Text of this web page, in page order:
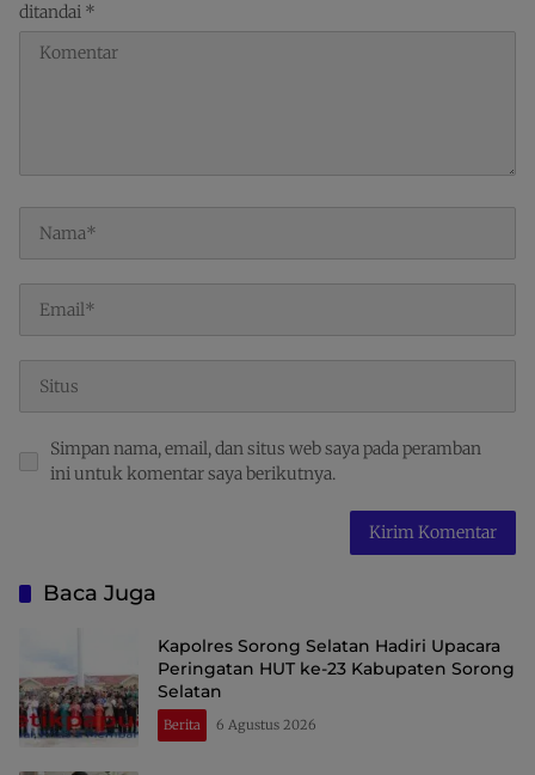
ditandai *
Simpan nama, email, dan situs web saya pada peramban
ini untuk komentar saya berikutnya.
Baca Juga
Kapolres Sorong Selatan Hadiri Upacara
Peringatan HUT ke-23 Kabupaten Sorong
Selatan
Berita 6 Agustus 2026